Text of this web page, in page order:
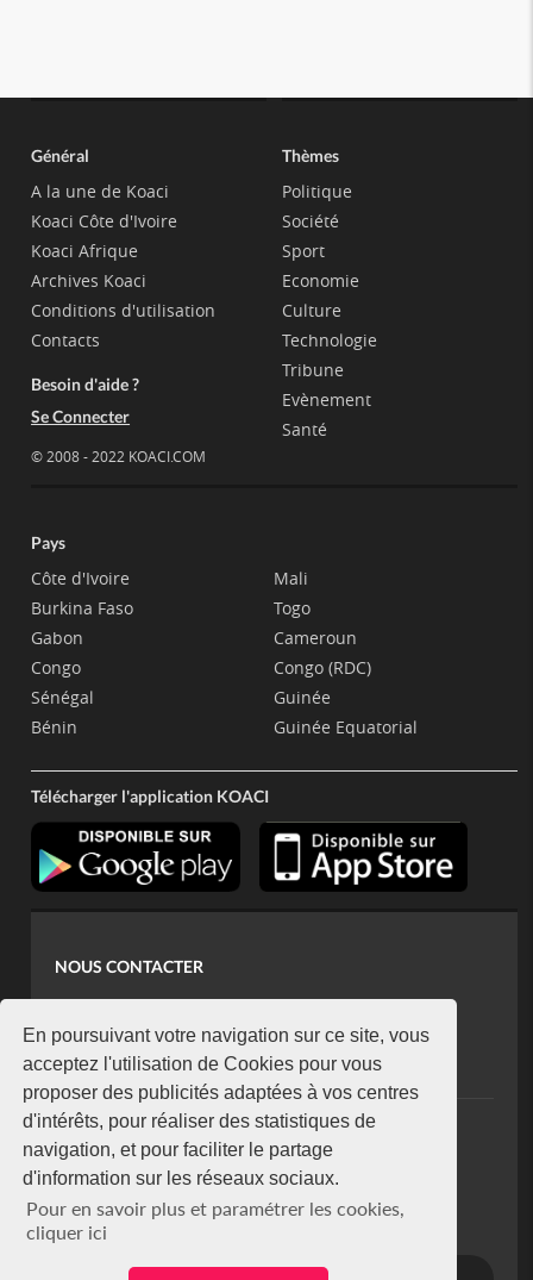
En poursuivant votre navigation sur ce site, vous
acceptez l'utilisation de Cookies pour vous
proposer des publicités adaptées à vos centres
d'intérêts, pour réaliser des statistiques de
navigation, et pour faciliter le partage
d'information sur les réseaux sociaux.
Pour en savoir plus et paramétrer les cookies,
cliquer ici
Général
A la une de Koaci
Koaci Côte d'Ivoire
Koaci Afrique
Archives Koaci
Conditions d'utilisation
Contacts
Besoin d'aide ?
Se Connecter
© 2008 - 2022 KOACI.COM
Thèmes
Politique
Société
Sport
Economie
Culture
Technologie
Tribune
Evènement
Santé
Pays
Côte d'Ivoire
Burkina Faso
Gabon
Congo
Sénégal
Bénin
Mali
Togo
Cameroun
Congo (RDC)
Guinée
Guinée Equatorial
Télécharger l'application KOACI
NOUS CONTACTER
koaci@yahoo.fr
+225 07 08 85 52 93
NEWSLETTER
Restez connecté via notre newsletter
S'abonner
Se désabonner